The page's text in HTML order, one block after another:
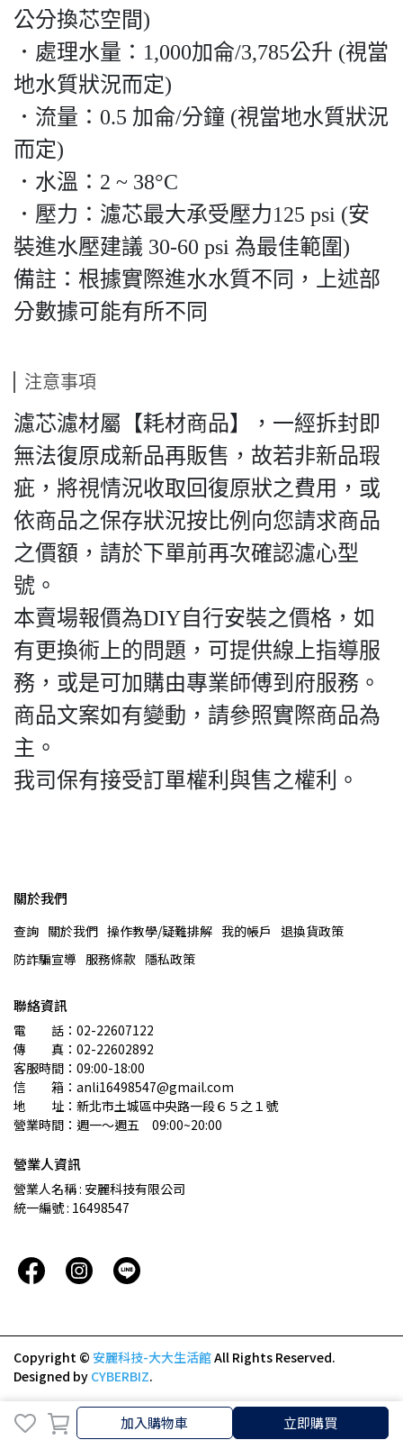
加入購物車 立即購買
公分換芯空間)
．處理水量：1,000加侖/3,785公升 (視當
地水質狀況而定)
．流量：0.5 加侖/分鐘 (視當地水質狀況
而定)
．水溫：2 ~ 38°C
．壓力：濾芯最大承受壓力125 psi (安
裝進水壓建議 30-60 psi 為最佳範圍)
備註：根據實際進水水質不同，上述部
分數據可能有所不同
注意事項
濾芯濾材屬【耗材商品】，一經拆封即
無法復原成新品再販售，故若非新品瑕
疵，將視情況收取回復原狀之費用，或
依商品之保存狀況按比例向您請求商品
之價額，請於下單前再次確認濾心型
號。
本賣場報價為DIY自行安裝之價格，如
有更換術上的問題，可提供線上指導服
務，或是可加購由專業師傅到府服務。
商品文案如有變動，請參照實際商品為
主。
我司保有接受訂單權利與售之權利。
關於我們
查詢 關於我們 操作教學/疑難排解 我的帳戶
退換貨政策
防詐騙宣導 服務條款 隱私政策
聯絡資訊
電　　話：02-22607122
傳　　真：02-22602892
客服時間：09:00-18:00
信　　箱：anli16498547@gmail.com
地　　址：新北市土城區中央路一段６５之１號
營業時間：週一～週五　09:00~20:00
營業人資訊
營業人名稱 : 安麗科技有限公司
統一編號 : 16498547
Copyright © 安麗科技-大大生活館All Rights Reserved.
Designed by CYBERBIZ.